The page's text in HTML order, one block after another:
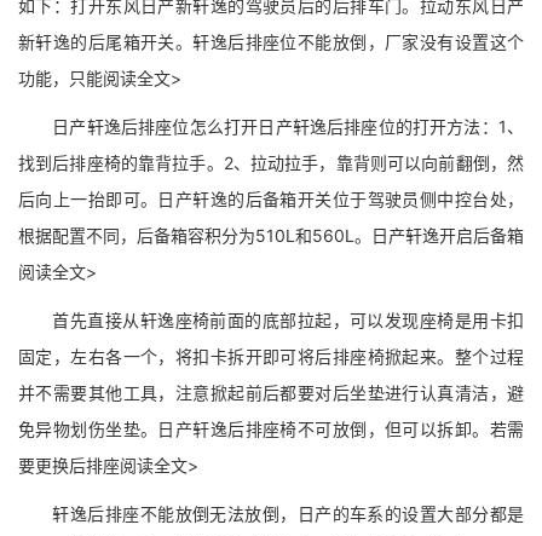
如下：打开东风日产新轩逸的驾驶员后的后排车门。拉动东风日产
新轩逸的后尾箱开关。轩逸后排座位不能放倒，厂家没有设置这个
功能，只能阅读全文>
日产轩逸后排座位怎么打开日产轩逸后排座位的打开方法：1、
找到后排座椅的靠背拉手。2、拉动拉手，靠背则可以向前翻倒，然
后向上一抬即可。日产轩逸的后备箱开关位于驾驶员侧中控台处，
根据配置不同，后备箱容积分为510L和560L。日产轩逸开启后备箱
阅读全文>
首先直接从轩逸座椅前面的底部拉起，可以发现座椅是用卡扣
固定，左右各一个，将扣卡拆开即可将后排座椅掀起来。整个过程
并不需要其他工具，注意掀起前后都要对后坐垫进行认真清洁，避
免异物划伤坐垫。日产轩逸后排座椅不可放倒，但可以拆卸。若需
要更换后排座阅读全文>
轩逸后排座不能放倒无法放倒，日产的车系的设置大部分都是